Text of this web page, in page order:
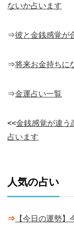
ないか占います
⇒彼と金銭感覚が
⇒将来お金持ちに
⇒金運占い一覧
<<金銭感覚が違う
占います
人気の占い
⇒ 【今日の運勢